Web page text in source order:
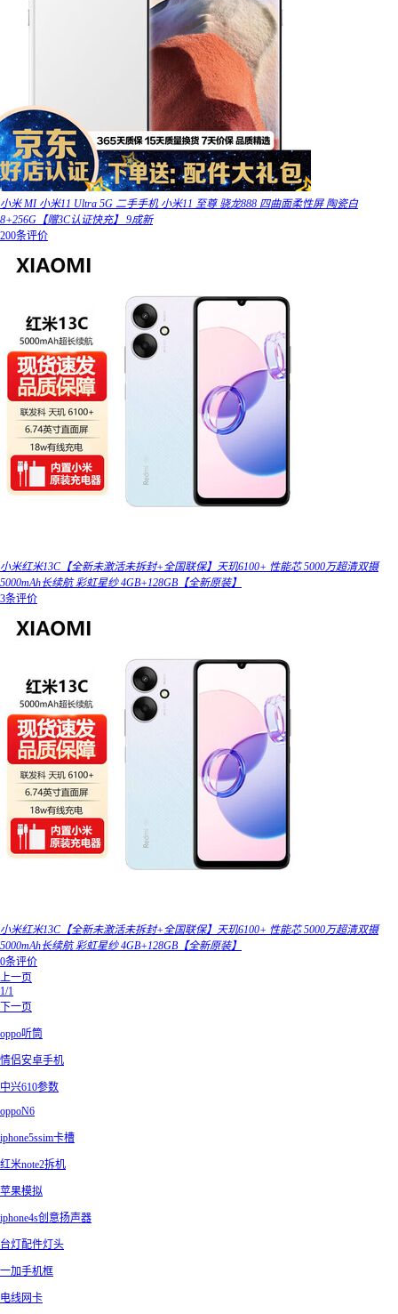
小米 MI 小米11 Ultra 5G 二手手机 小米11 至尊 骁龙888 四曲面柔性屏 陶瓷白
8+256G【赠3C认证快充】 9成新
200条评价
小米红米13C【全新未激活未拆封+全国联保】天玑6100+ 性能芯 5000万超清双摄
5000mAh长续航 彩虹星纱 4GB+128GB【全新原装】
3条评价
小米红米13C【全新未激活未拆封+全国联保】天玑6100+ 性能芯 5000万超清双摄
5000mAh长续航 彩虹星纱 4GB+128GB【全新原装】
0条评价
上一页
1/1
下一页
oppo听筒
情侣安卓手机
中兴610参数
oppoN6
iphone5ssim卡槽
红米note2拆机
苹果模拟
iphone4s创意扬声器
台灯配件灯头
一加手机框
电线网卡